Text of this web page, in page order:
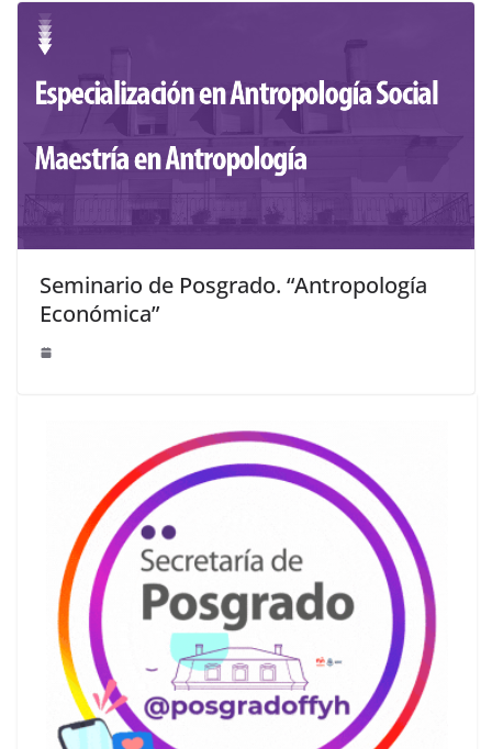
Seminario de Posgrado. “Antropología
Económica”